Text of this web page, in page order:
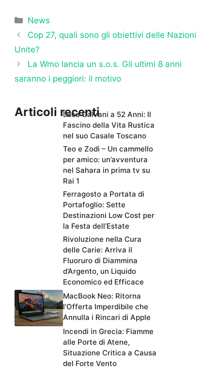
Categorie
News
Cop 27, quali sono gli obiettivi delle Nazioni
Unite?
La Wmo lancia un s.o.s. Gli ultimi 8 anni
saranno i peggiori: il motivo
Articoli recentiLuca Calvani a 52 Anni: Il
Fascino della Vita Rustica
nel suo Casale Toscano
Teo e Zodì – Un cammello
per amico: un’avventura
nel Sahara in prima tv su
Rai 1
Ferragosto a Portata di
Portafoglio: Sette
Destinazioni Low Cost per
la Festa dell’Estate
Rivoluzione nella Cura
delle Carie: Arriva il
Fluoruro di Diammina
d’Argento, un Liquido
Economico ed Efficace
MacBook Neo: Ritorna
l’Offerta Imperdibile che
Annulla i Rincari di Apple
Incendi in Grecia: Fiamme
alle Porte di Atene,
Situazione Critica a Causa
del Forte Vento